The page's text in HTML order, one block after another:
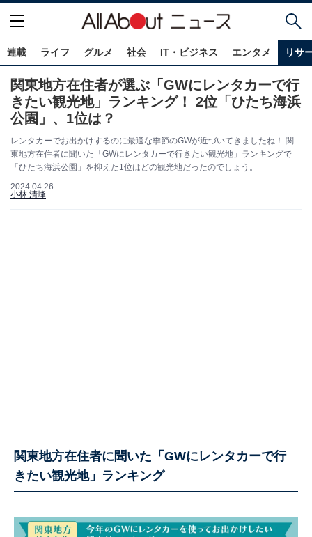
連載 ライフ グルメ 社会 IT・ビジネス エンタメ リサ
関東地方在住者が選ぶ「GWにレンタカーで行
きたい観光地」ランキング！ 2位「ひたち海浜
公園」、1位は？
レンタカーでお出かけするのに最適な季節のGWが近づいてきましたね！ 関
東地方在住者に聞いた「GWにレンタカーで行きたい観光地」ランキングで
「ひたち海浜公園」を抑えた1位はどの観光地だったのでしょう。
2024.04.26
小林 清峰
関東地方在住者に聞いた「GWにレンタカーで行
きたい観光地」ランキング